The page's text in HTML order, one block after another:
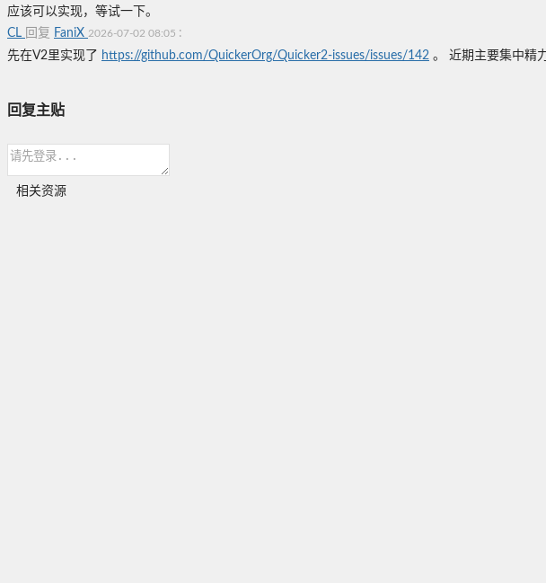
应该可以实现，等试一下。
CL 回复 FaniX 2026-07-02 08:05 :
先在V2里实现了 https://github.com/QuickerOrg/Quicker2-issues/issues/142 。 近期主要集中精
回复主贴
相关资源